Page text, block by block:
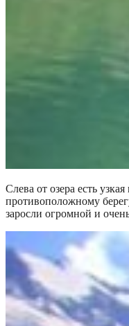
Слева от озера есть
противоположному
заросли огромной и